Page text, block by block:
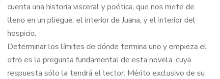
cuenta una historia visceral y poética, que nos mete de
lleno en un pliegue: el interior de Juana, y el interior del
hospicio.
Determinar los límites de dónde termina uno y empieza el
otro es la pregunta fundamental de esta novela, cuya
respuesta sólo la tendrá el lector. Mérito exclusivo de su